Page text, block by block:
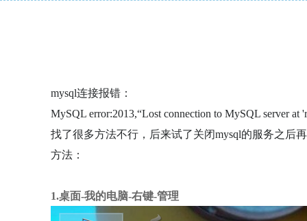
mysql连接报错：
MySQL error:2013,“Lost connection to MySQL server at
找了很多方法不行，后来试了关闭mysql的服务之后
方法：
1.桌面-我的电脑-右键-管理